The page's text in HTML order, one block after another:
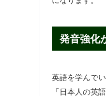
発音強化
英語を学んで
「日本人の英